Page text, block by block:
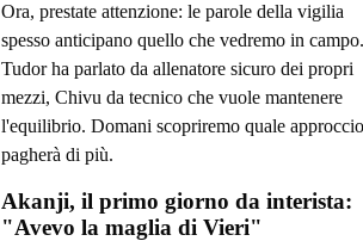
Ora, prestate attenzione: le parole della vigilia
spesso anticipano quello che vedremo in campo.
Tudor ha parlato da allenatore sicuro dei propri
mezzi, Chivu da tecnico che vuole mantenere
l'equilibrio. Domani scopriremo quale approccio
pagherà di più.
Akanji, il primo giorno da interista:
"Avevo la maglia di Vieri"